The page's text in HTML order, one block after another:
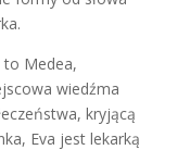
to Medea,
wiedźma
kryjącą
Eva jest lekarką